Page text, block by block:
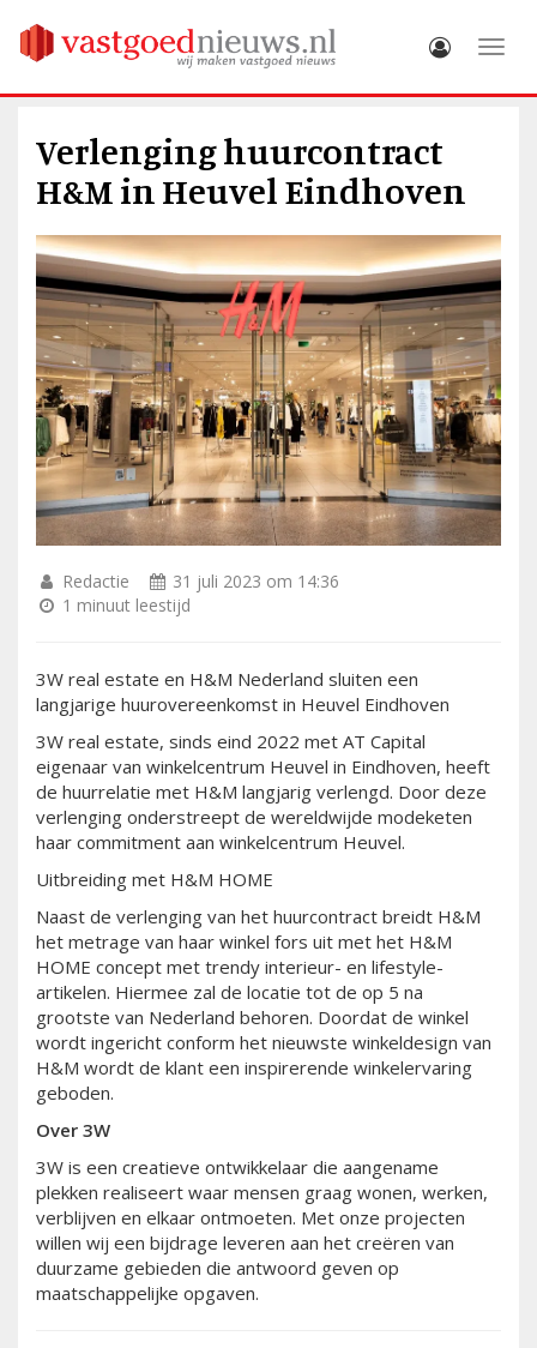
Verlenging huurcontract
H&M in Heuvel Eindhoven
Redactie
31 juli 2023 om 14:36
1 minuut leestijd
3W real estate en H&M Nederland sluiten een
langjarige huurovereenkomst in Heuvel Eindhoven
3W real estate, sinds eind 2022 met AT Capital
eigenaar van winkelcentrum Heuvel in Eindhoven, heeft
de huurrelatie met H&M langjarig verlengd. Door deze
verlenging onderstreept de wereldwijde modeketen
haar commitment aan winkelcentrum Heuvel.
Uitbreiding met H&M HOME
Naast de verlenging van het huurcontract breidt H&M
het metrage van haar winkel fors uit met het H&M
HOME concept met trendy interieur- en lifestyle-
artikelen. Hiermee zal de locatie tot de op 5 na
grootste van Nederland behoren. Doordat de winkel
wordt ingericht conform het nieuwste winkeldesign van
H&M wordt de klant een inspirerende winkelervaring
geboden.
Over 3W
3W is een creatieve ontwikkelaar die aangename
plekken realiseert waar mensen graag wonen, werken,
verblijven en elkaar ontmoeten. Met onze projecten
willen wij een bijdrage leveren aan het creëren van
duurzame gebieden die antwoord geven op
maatschappelijke opgaven.